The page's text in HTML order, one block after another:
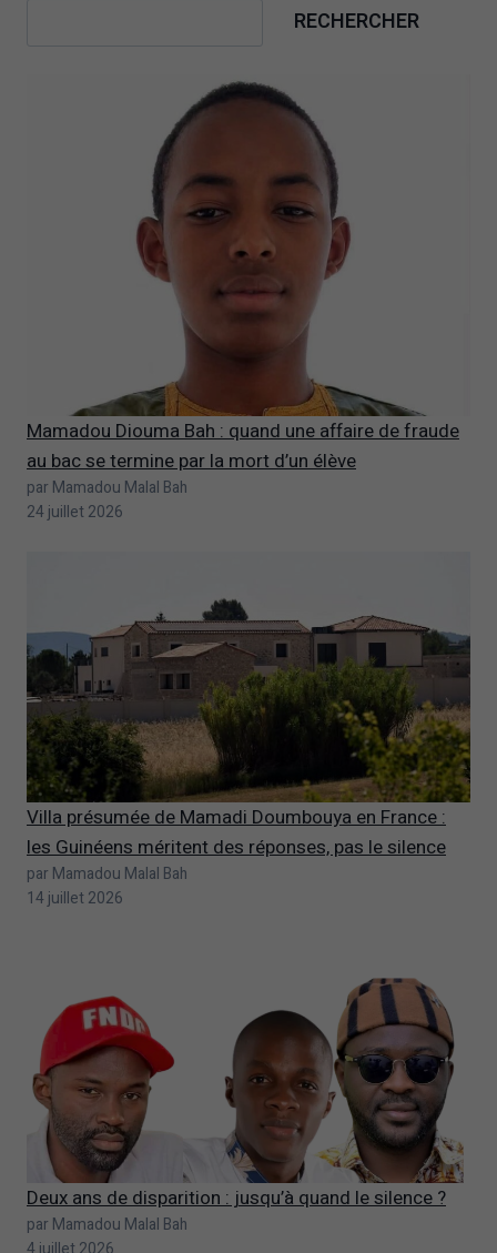
RECHERCHER
Mamadou Diouma Bah : quand une affaire de fraude
au bac se termine par la mort d’un élève
par Mamadou Malal Bah
24 juillet 2026
Villa présumée de Mamadi Doumbouya en France :
les Guinéens méritent des réponses, pas le silence
par Mamadou Malal Bah
14 juillet 2026
Deux ans de disparition : jusqu’à quand le silence ?
par Mamadou Malal Bah